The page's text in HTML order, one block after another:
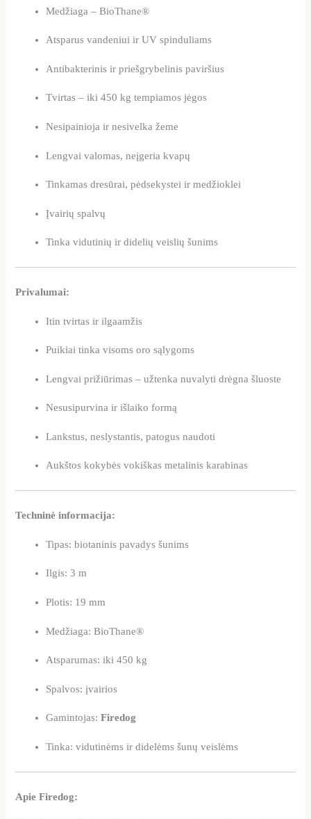
Medžiaga – BioThane®
Atsparus vandeniui ir UV spinduliams
Antibakterinis ir priešgrybelinis paviršius
Tvirtas – iki 450 kg tempiamos jėgos
Nesipainioja ir nesivelka žeme
Lengvai valomas, neįgeria kvapų
Tinkamas dresūrai, pėdsekystei ir medžioklei
Įvairių spalvų
Tinka vidutinių ir didelių veislių šunims
Privalumai:
Itin tvirtas ir ilgaamžis
Puikiai tinka visoms oro sąlygoms
Lengvai prižiūrimas – užtenka nuvalyti drėgna šluoste
Nesusipurvina ir išlaiko formą
Lankstus, neslystantis, patogus naudoti
Aukštos kokybės vokiškas metalinis karabinas
Techninė informacija:
Tipas: biotaninis pavadys šunims
Ilgis: 3 m
Plotis: 19 mm
Medžiaga: BioThane®
Atsparumas: iki 450 kg
Spalvos: įvairios
Gamintojas:Firedog
Tinka: vidutinėms ir didelėms šunų veislėms
Apie Firedog: